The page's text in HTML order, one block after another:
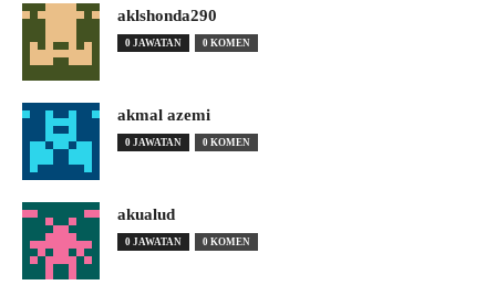
aklshonda290
0 JAWATAN 0 KOMEN
akmal azemi
0 JAWATAN 0 KOMEN
akualud
0 JAWATAN 0 KOMEN